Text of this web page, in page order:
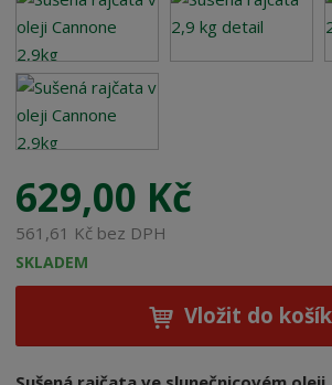
0
0
629,00 Kč
561,61 Kč bez DPH
SKLADEM
Vložit do